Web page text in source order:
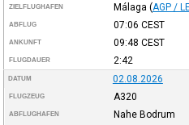
ZIELFLUGHAFEN Málaga (AGP /
ABFLUG 07:06 CEST
ANKUNFT 09:48 CEST
FLUGDAUER 2:42
DATUM 02.08.2026
FLUGZEUG A320
ABFLUGHAFEN Nahe Bodrum